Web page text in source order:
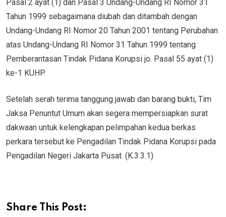
Pasal 2 ayat (1) dan Pasal 3 Undang-Undang RI Nomor 31
Tahun 1999 sebagaimana diubah dan ditambah dengan
Undang-Undang RI Nomor 20 Tahun 2001 tentang Perubahan
atas Undang-Undang RI Nomor 31 Tahun 1999 tentang
Pemberantasan Tindak Pidana Korupsi jo. Pasal 55 ayat (1)
ke-1 KUHP.
Setelah serah terima tanggung jawab dan barang bukti, Tim
Jaksa Penuntut Umum akan segera mempersiapkan surat
dakwaan untuk kelengkapan pelimpahan kedua berkas
perkara tersebut ke Pengadilan Tindak Pidana Korupsi pada
Pengadilan Negeri Jakarta Pusat. (K.3.3.1)
Share This Post: